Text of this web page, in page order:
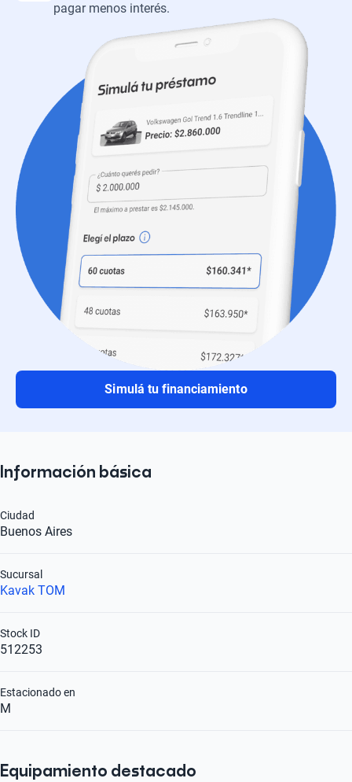
pagar menos interés.
Simulá tu financiamiento
Información básica
Buenos Aires
Ciudad
Kavak TOM
Sucursal
512253
Stock ID
M
Estacionado en
Equipamiento destacado